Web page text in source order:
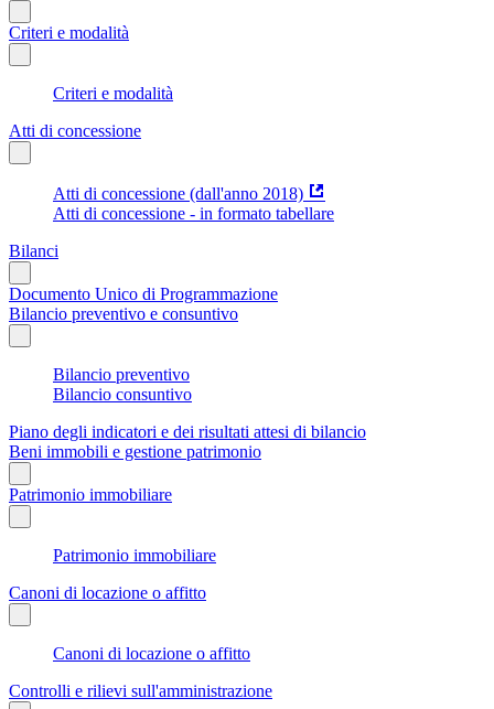
Criteri e modalità
Criteri e modalità
Atti di concessione
Atti di concessione (dall'anno 2018)
Atti di concessione - in formato tabellare
Bilanci
Documento Unico di Programmazione
Bilancio preventivo e consuntivo
Bilancio preventivo
Bilancio consuntivo
Piano degli indicatori e dei risultati attesi di bilancio
Beni immobili e gestione patrimonio
Patrimonio immobiliare
Patrimonio immobiliare
Canoni di locazione o affitto
Canoni di locazione o affitto
Controlli e rilievi sull'amministrazione